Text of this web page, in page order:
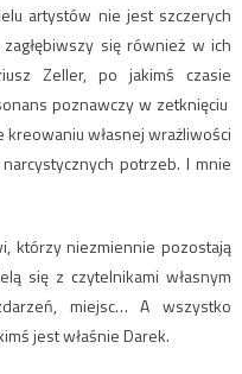
artystów nie jest szczerych
się również w ich
Zeller, po jakimś czasie
poznawczy w zetknięciu
kreowaniu własnej wrażliwości
potrzeb. I mnie
którzy niezmiennie pozostają
się z czytelnikami własnym
miejsc… A wszystko
jest właśnie Darek.